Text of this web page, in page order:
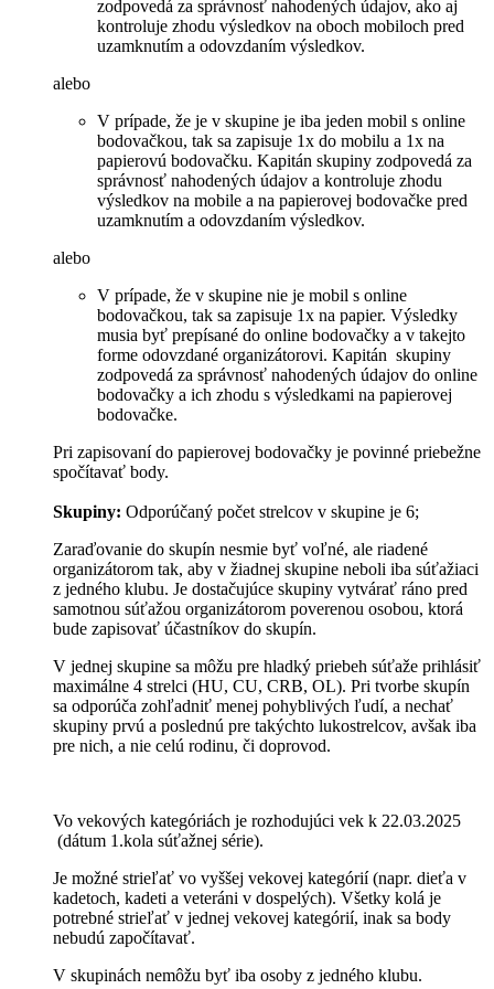
zodpovedá za správnosť nahodených údajov, ako aj
kontroluje zhodu výsledkov na oboch mobiloch pred
uzamknutím a odovzdaním výsledkov.
alebo
V prípade, že je v skupine je iba jeden mobil s online
bodovačkou, tak sa zapisuje 1x do mobilu a 1x na
papierovú bodovačku. Kapitán skupiny zodpovedá za
správnosť nahodených údajov a kontroluje zhodu
výsledkov na mobile a na papierovej bodovačke pred
uzamknutím a odovzdaním výsledkov.
alebo
V prípade, že v skupine nie je mobil s online
bodovačkou, tak sa zapisuje 1x na papier. Výsledky
musia byť prepísané do online bodovačky a v takejto
forme odovzdané organizátorovi. Kapitán skupiny
zodpovedá za správnosť nahodených údajov do online
bodovačky a ich zhodu s výsledkami na papierovej
bodovačke.
Pri zapisovaní do papierovej bodovačky je povinné priebežne
spočítavať body.
Skupiny: Odporúčaný počet strelcov v skupine je 6;
Zaraďovanie do skupín nesmie byť voľné, ale riadené
organizátorom tak, aby v žiadnej skupine neboli iba súťažiaci
z jedného klubu. Je dostačujúce skupiny vytvárať ráno pred
samotnou súťažou organizátorom poverenou osobou, ktorá
bude zapisovať účastníkov do skupín.
V jednej skupine sa môžu pre hladký priebeh súťaže prihlásiť
maximálne 4 strelci (HU, CU, CRB, OL). Pri tvorbe skupín
sa odporúča zohľadniť menej pohyblivých ľudí, a nechať
skupiny prvú a poslednú pre takýchto lukostrelcov, avšak iba
pre nich, a nie celú rodinu, či doprovod.
Vo vekových kategóriách je rozhodujúci vek k 22.03.2025
(dátum 1.kola súťažnej série).
Je možné strieľať vo vyššej vekovej kategórií (napr. dieťa v
kadetoch, kadeti a veteráni v dospelých). Všetky kolá je
potrebné strieľať v jednej vekovej kategórií, inak sa body
nebudú započítavať.
V skupinách nemôžu byť iba osoby z jedného klubu.